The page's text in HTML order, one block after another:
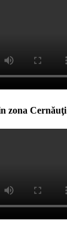
zona Cernăuţi